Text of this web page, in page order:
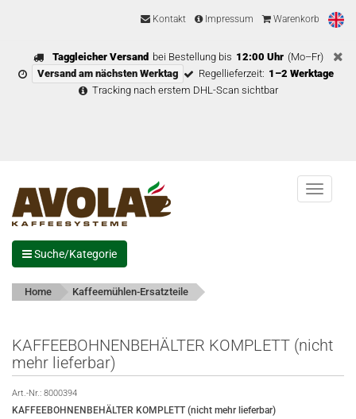
Kontakt Impressum Warenkorb
Taggleicher Versand bei Bestellung bis 12:00 Uhr (Mo–Fr)
Versand am nächsten Werktag
Regellieferzeit: 1–2 Werktage
Tracking nach erstem DHL-Scan sichtbar
Menu
Suche/Kategorie
Home Kaffeemühlen-Ersatzteile
KAFFEEBOHNENBEHÄLTER KOMPLETT (nicht
mehr lieferbar)
Art.-Nr.: 8000394
KAFFEEBOHNENBEHÄLTER KOMPLETT (nicht mehr lieferbar)